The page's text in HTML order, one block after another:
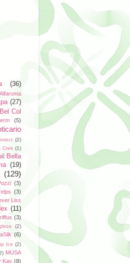
(36)
Alfaroma
(27)
Bel Col
(5)
(2)
Crek (1)
Bella
(19)
(129)
(3)
(3)
Liss
(11)
(3)
(2)
(6)
Ice (2)
MUSA
Kay (8)